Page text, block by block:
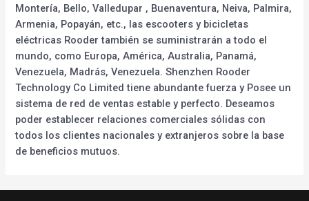
Montería, Bello, Valledupar , Buenaventura, Neiva, Palmira,
Armenia, Popayán, etc., las escooters y bicicletas
eléctricas Rooder también se suministrarán a todo el
mundo, como Europa, América, Australia, Panamá,
Venezuela, Madrás, Venezuela. Shenzhen Rooder
Technology Co Limited tiene abundante fuerza y Posee un
sistema de red de ventas estable y perfecto. Deseamos
poder establecer relaciones comerciales sólidas con
todos los clientes nacionales y extranjeros sobre la base
de beneficios mutuos.